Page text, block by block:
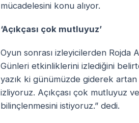
mücadelesini konu alıyor.
‘Açıkçası çok mutluyuz’
Oyun sonrası izleyicilerden Rojda
Günleri etkinliklerini izlediğini
yazık ki günümüzde giderek artan
izliyoruz. Açıkçası çok mutluyuz
bilinçlenmesini istiyoruz.” dedi.